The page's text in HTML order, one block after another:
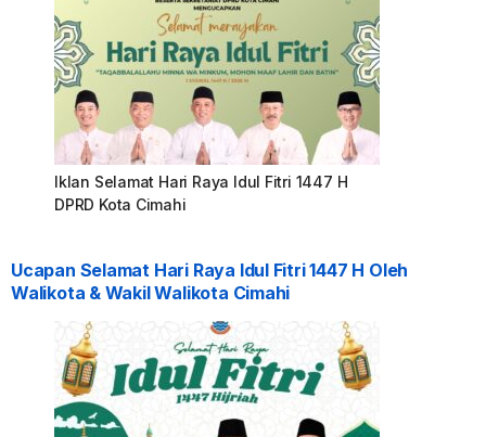
Iklan Selamat Hari Raya Idul Fitri 1447 H
DPRD Kota Cimahi
Ucapan Selamat Hari Raya Idul Fitri 1447 H Oleh
Walikota & Wakil Walikota Cimahi